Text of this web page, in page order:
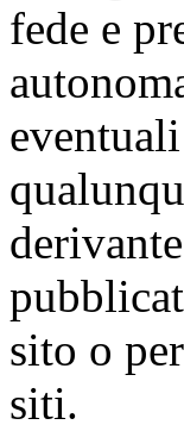
fede e
sito o
siti.